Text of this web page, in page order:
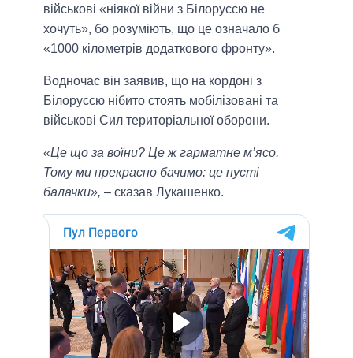
військові «ніякої війни з Білоруссю не
хочуть», бо розуміють, що це означало б
«1000 кілометрів додаткового фронту».
Водночас він заявив, що на кордоні з
Білоруссю нібито стоять мобілізовані та
військові Сил територіальної оборони.
«Це що за воїни? Це ж гарматне м’ясо.
Тому ми прекрасно бачимо: це пусті
балачки», – сказав Лукашенко.